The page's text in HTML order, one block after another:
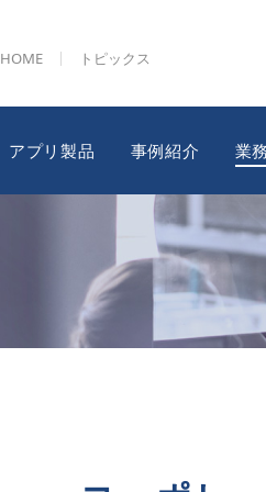
HOME トピックス
アプリ製品 事例紹介 業